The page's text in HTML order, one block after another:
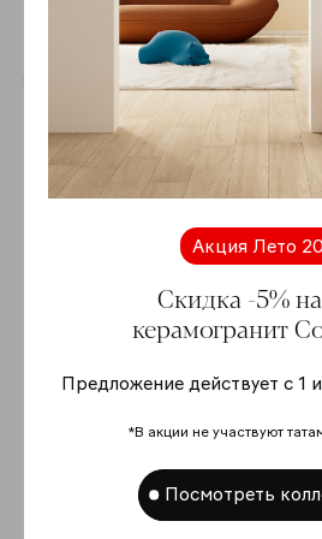
Купить online
Акция Лето
Скидка -5%
керамогранит
Предложение действует с 1
*В акции не участвуют
Посмотреть